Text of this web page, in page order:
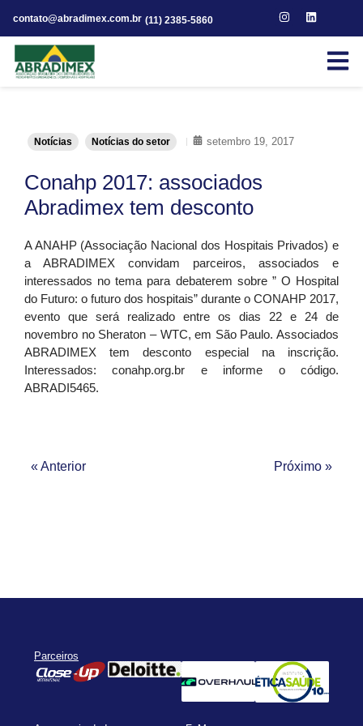
contato@abradimex.com.br (11) 2385-5860
Notícias Notícias do setor setembro 19, 2017
Conahp 2017: associados
Abradimex tem desconto
A ANAHP (Associação Nacional dos Hospitais Privados) e
a ABRADIMEX convidam parceiros, associados e
interessados no tema para debaterem sobre ” O Hospital
do Futuro: o futuro dos hospitais” durante o CONAHP 2017,
evento que será realizado entre os dias 22 e 24 de
novembro no Sheraton – WTC, em São Paulo. Associados
ABRADIMEX tem desconto especial na inscrição.
Interessados: conahp.org.br e informe o código.
ABRADI5465.
« Anterior Próximo »
Parceiros